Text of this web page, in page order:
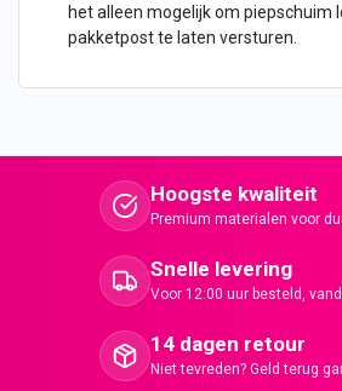
het alleen mogelijk om piepschuim
pakketpost te laten versturen.
Hoogste kwaliteit
Premium materialen voor
Snelle levering
Voor 12:00 uur besteld,
14 dagen retour
Niet tevreden? Geld terug